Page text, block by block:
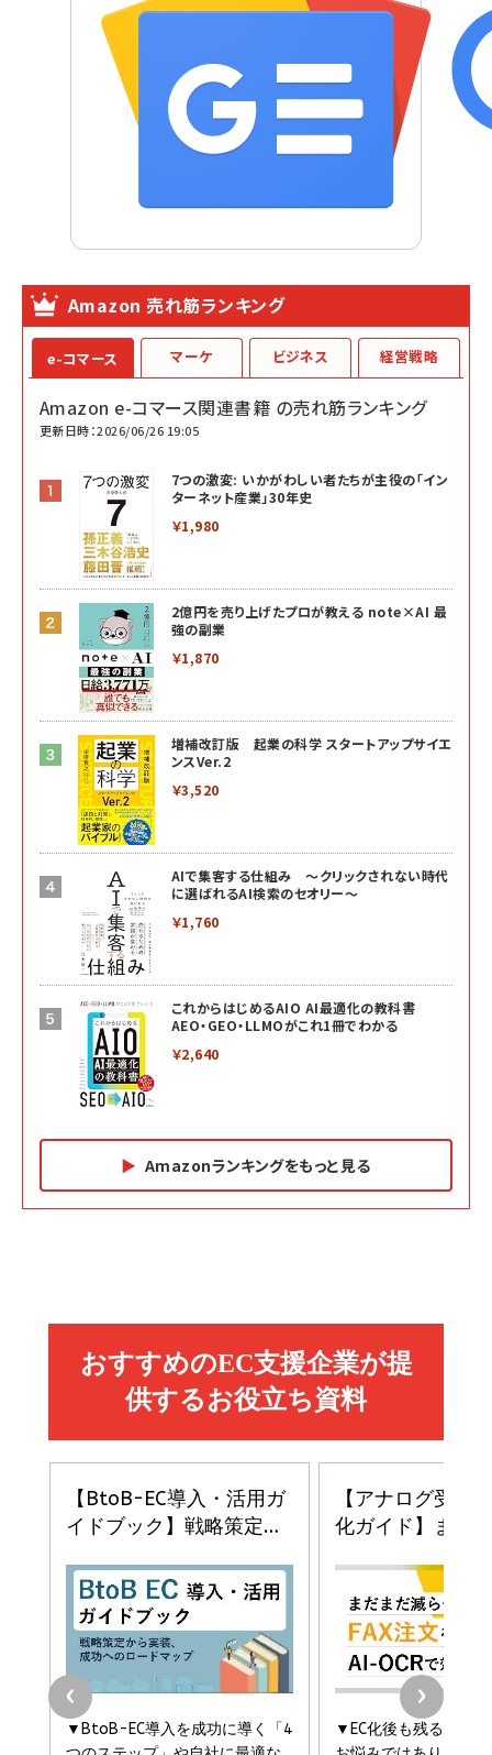
Amazon 売れ筋ランキング
e-コマース
Amazon e-コマース関連書籍 の売れ筋ランキング
更新日時：2026/06/26 19:05
7つの激変: いかがわしい者たちが主役の「イン
ターネット産業」30年史
￥1,980
2億円を売り上げたプロが教える note×AI 最
強の副業
￥1,870
増補改訂版 起業の科学 スタートアップサイエ
ンスVer.2
￥3,520
AIで集客する仕組み ～クリックされない時代
に選ばれるAI検索のセオリー～
￥1,760
これからはじめるAIO AI最適化の教科書
AEO・GEO・LLMOがこれ1冊でわかる
￥2,640
Amazonランキングをもっと見る
マーケ
副業
￥1,870
小さな会社は戦略が9割
ドリルを売るには穴を売れ
￥1,815
Brand Shift(ブランド・シフト): 「信頼」で選ばれ
る時代の成長戦略
￥2,420
マーケティングの真実 P&G・グリコで学んだ失敗
と成長の法則
￥2,200
ビジネス
カラダ2026／宮舘涼太]
￥880
anan(アンアン)2026/06/24号 No.2500増刊
スペシャルエディション[王道エンタメの矜持／
￥1,100
anan(アンアン)2026/07/08号 No.2502[2026
年後半、あなたの恋と運命／山田涼介]
￥880
ママ投資家が育休中に１億貯めた株式投資
￥1,870
組織の成果を最大化する ルールのデザイン
￥1,980
経営戦略
イシューからはじめよ［改訂版］――知的生産の「シンプ
ルな本質」
￥2,200
経営メモ 16年の起業家人生で得た知見
￥2,750
影響力の武器［新版］：人を動かす七つの原理
￥3,190
フィードバック経営 「沈黙の組織」から「高め合う
組織」へ